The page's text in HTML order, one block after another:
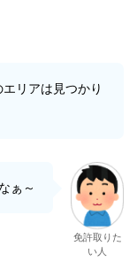
リアは見つかり
ぁ～
免許取りた
い人